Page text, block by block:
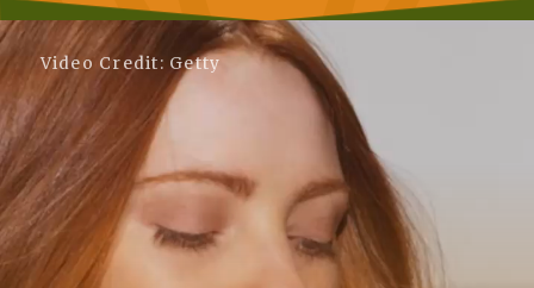
Video Credit: Getty